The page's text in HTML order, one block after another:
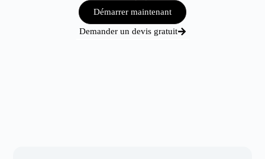
Démarrer maintenant
Demander un devis gratuit